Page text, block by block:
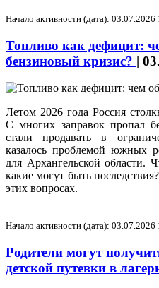
Начало активности (дата):
Топливо как дефицит:
бензиновый кризис? |
Летом 2026 года Россия
С многих заправок пропал
стали продавать в
казалось проблемой южных
для Архангельской области.
какие могут быть
этих вопросах.
Начало активности (дата):
Родители могут
детской путевки в